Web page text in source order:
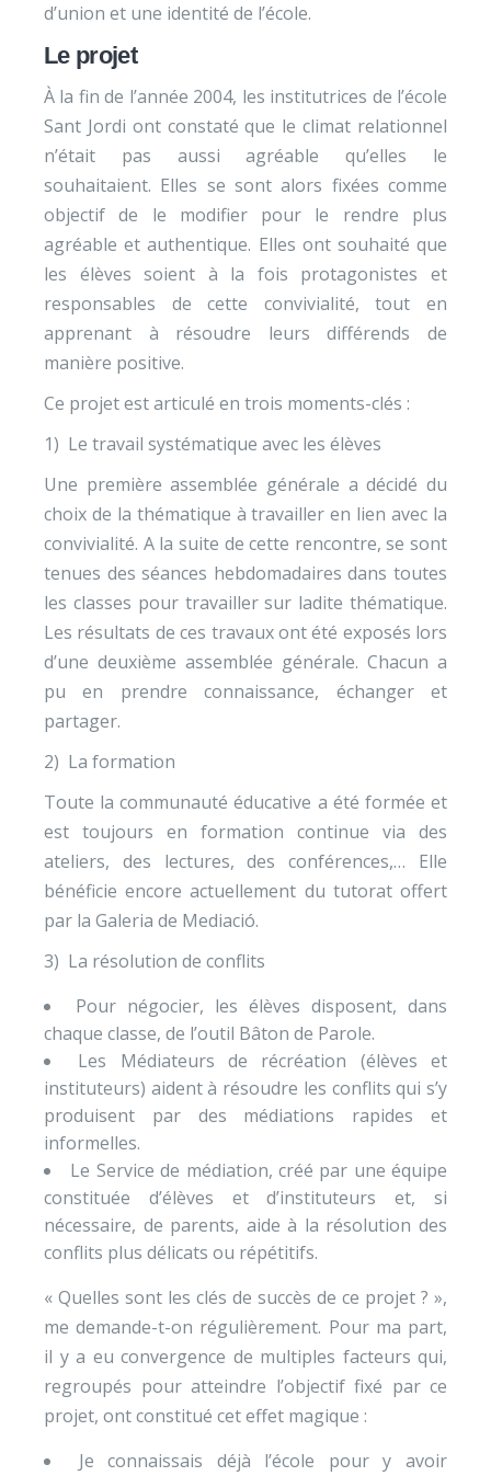
d’union et une identité de l’école.
Le projet
À la fin de l’année 2004, les institutrices de l’école
Sant Jordi ont constaté que le climat relationnel
n’était pas aussi agréable qu’elles le
souhaitaient. Elles se sont alors fixées comme
objectif de le modifier pour le rendre plus
agréable et authentique. Elles ont souhaité que
les élèves soient à la fois protagonistes et
responsables de cette convivialité, tout en
apprenant à résoudre leurs différends de
manière positive.
Ce projet est articulé en trois moments-clés :
1) Le travail systématique avec les élèves
Une première assemblée générale a décidé du
choix de la thématique à travailler en lien avec la
convivialité. A la suite de cette rencontre, se sont
tenues des séances hebdomadaires dans toutes
les classes pour travailler sur ladite thématique.
Les résultats de ces travaux ont été exposés lors
d’une deuxième assemblée générale. Chacun a
pu en prendre connaissance, échanger et
partager.
2) La formation
Toute la communauté éducative a été formée et
est toujours en formation continue via des
ateliers, des lectures, des conférences,… Elle
bénéficie encore actuellement du tutorat offert
par la Galeria de Mediació.
3) La résolution de conflits
Pour négocier, les élèves disposent, dans
chaque classe, de l’outil Bâton de Parole.
Les Médiateurs de récréation (élèves et
instituteurs) aident à résoudre les conflits qui s’y
produisent par des médiations rapides et
informelles.
Le Service de médiation, créé par une équipe
constituée d’élèves et d’instituteurs et, si
nécessaire, de parents, aide à la résolution des
conflits plus délicats ou répétitifs.
« Quelles sont les clés de succès de ce projet ? »,
me demande-t-on régulièrement. Pour ma part,
il y a eu convergence de multiples facteurs qui,
regroupés pour atteindre l’objectif fixé par ce
projet, ont constitué cet effet magique :
Je connaissais déjà l’école pour y avoir